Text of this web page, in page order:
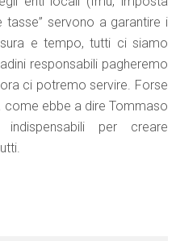
tasse” servono a garantire i
e tempo, tutti ci siamo
responsabili pagheremo
ci potremo servire. Forse
come ebbe a dire Tommaso
per creare